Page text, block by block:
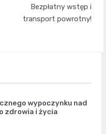
Bezpłatny wstęp i
transport powrotny!
wypoczynku nad
zdrowia i życia